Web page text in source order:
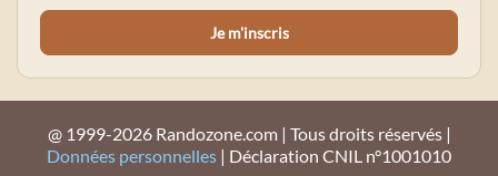
@ 1999-2026 Randozone.com | Tous droits réservés |
Données personnelles | Déclaration CNIL n°1001010